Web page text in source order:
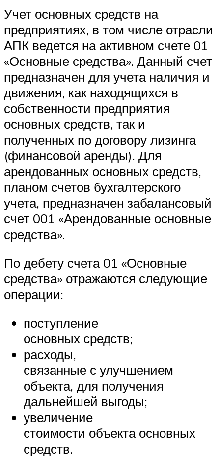
Учет основных средств на
предприятиях, в том числе отрасли
АПК ведется на активном счете 01
«Основные средства». Данный счет
предназначен для учета наличия и
движения, как находящихся в
собственности предприятия
основных средств, так и
полученных по договору лизинга
(финансовой аренды). Для
арендованных основных средств,
планом счетов бухгалтерского
учета, предназначен забалансовый
счет 001 «Арендованные основные
средства».
По дебету счета 01 «Основные
средства» отражаются следующие
операции:
поступление
основных средств;
расходы,
связанные с улучшением
объекта, для получения
дальнейшей выгоды;
увеличение
стоимости объекта основных
средств.